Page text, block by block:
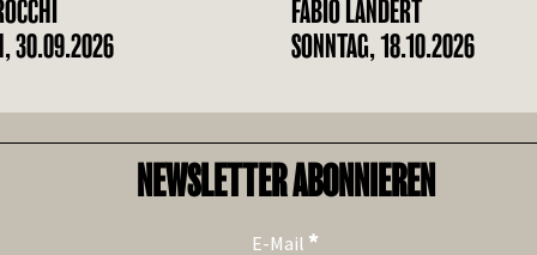
30.09.2026
FABIO LANDERT
SONNTAG, 18.10.2026
NEWSLETTER ABONNIEREN
E-Mail *